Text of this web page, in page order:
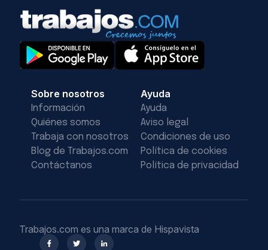
Sobre nosotros
Información
Quiénes somos
Trabaja con nosotros
Blog de Trabajos.com
Contáctanos
Ayuda
Ayuda
Aviso legal
Condiciones de uso
Política de cookies
Política de privacidad
Trabajos.com es una marca de Hispavista